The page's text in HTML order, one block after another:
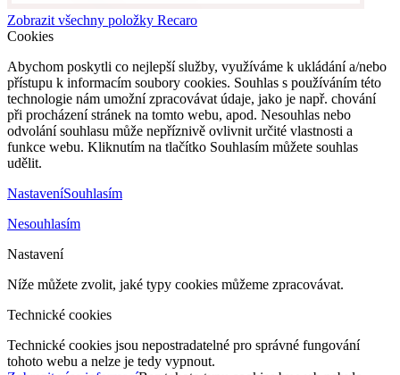
Zobrazit všechny položky Recaro
Cookies
Abychom poskytli co nejlepší služby, využíváme k ukládání a/nebo
přístupu k informacím soubory cookies. Souhlas s používáním této
technologie nám umožní zpracovávat údaje, jako je např. chování
při procházení stránek na tomto webu, apod. Nesouhlas nebo
odvolání souhlasu může nepříznivě ovlivnit určité vlastnosti a
funkce webu. Kliknutím na tlačítko Souhlasím můžete souhlas
udělit.
NastaveníSouhlasím
Nesouhlasím
Nastavení
Níže můžete zvolit, jaké typy cookies můžeme zpracovávat.
Technické cookies
Technické cookies jsou nepostradatelné pro správné fungování
tohoto webu a nelze je tedy vypnout.